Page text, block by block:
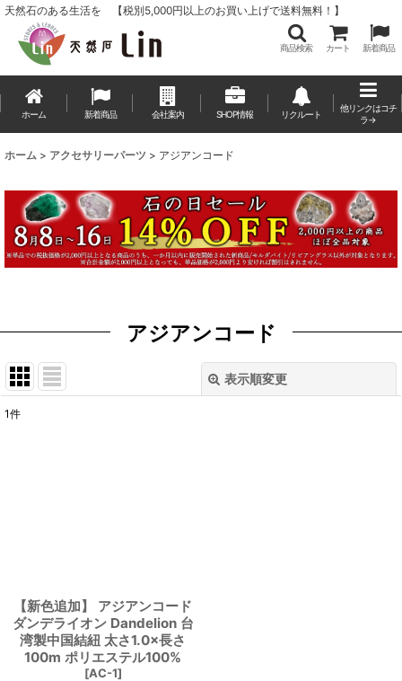
天然石のある生活を 【税別5,000円以上のお買い上げで送料無料！】
商品検索 カート 新着商品
ホーム 新着商品 会社案内 SHOP情報 リクルート
他リンクはコチ
ラ→
ホーム > アクセサリーパーツ > アジアンコード
アジアンコード
表示順変更
1件
【新色追加】 アジアンコード
ダンデライオン Dandelion 台
湾製中国結紐 太さ1.0×長さ
100m ポリエステル100%
[AC-1]